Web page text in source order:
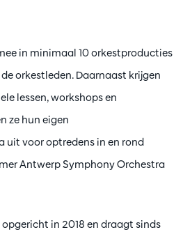
in minimaal 10 orkestproducties
orkestleden. Daarnaast krijgen
lessen, workshops en
ze hun eigen
uit voor optredens in en rond
Antwerp Symphony Orchestra
in 2018 en draagt sinds